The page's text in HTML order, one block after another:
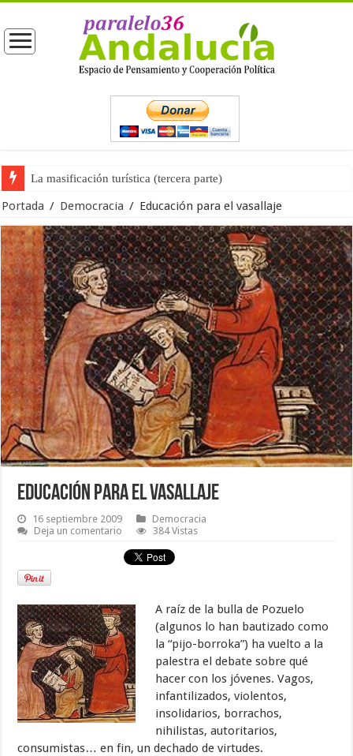
La masificación turística (tercera parte)
La opinión pública ante las próximas elecciones generales
Portada / Democracia / Educación para el vasallaje
Educación para el vasallaje
16 septiembre 2009
Democracia
Deja un comentario
384 Vistas
A raíz de la bulla de Pozuelo
(algunos lo han bautizado como
la “pijo-borroka”) ha vuelto a la
palestra el debate sobre qué
hacer con los jóvenes. Vagos,
infantilizados, violentos,
insolidarios, borrachos,
nihilistas, autoritarios,
consumistas… en fin, un dechado de virtudes.